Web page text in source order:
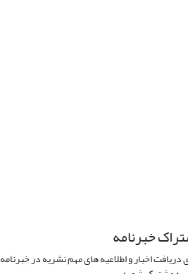
خبرنامه
دریافت اخبار و اطلاعیه های مهم نشریه در خبرنامه